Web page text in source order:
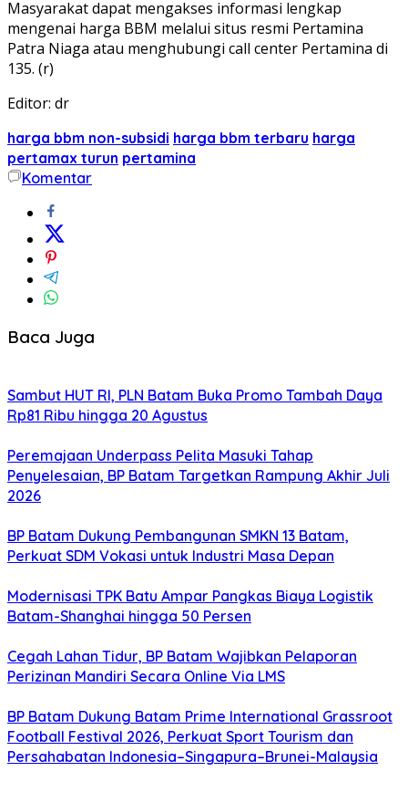
Masyarakat dapat mengakses informasi lengkap
mengenai harga BBM melalui situs resmi Pertamina
Patra Niaga atau menghubungi call center Pertamina di
135. (r)
Editor: dr
harga bbm non-subsidi harga bbm terbaru harga
pertamax turun pertamina
Komentar
Baca Juga
Sambut HUT RI, PLN Batam Buka Promo Tambah Daya
Rp81 Ribu hingga 20 Agustus
Peremajaan Underpass Pelita Masuki Tahap
Penyelesaian, BP Batam Targetkan Rampung Akhir Juli
2026
BP Batam Dukung Pembangunan SMKN 13 Batam,
Perkuat SDM Vokasi untuk Industri Masa Depan
Modernisasi TPK Batu Ampar Pangkas Biaya Logistik
Batam-Shanghai hingga 50 Persen
Cegah Lahan Tidur, BP Batam Wajibkan Pelaporan
Perizinan Mandiri Secara Online Via LMS
BP Batam Dukung Batam Prime International Grassroot
Football Festival 2026, Perkuat Sport Tourism dan
Persahabatan Indonesia–Singapura–Brunei-Malaysia